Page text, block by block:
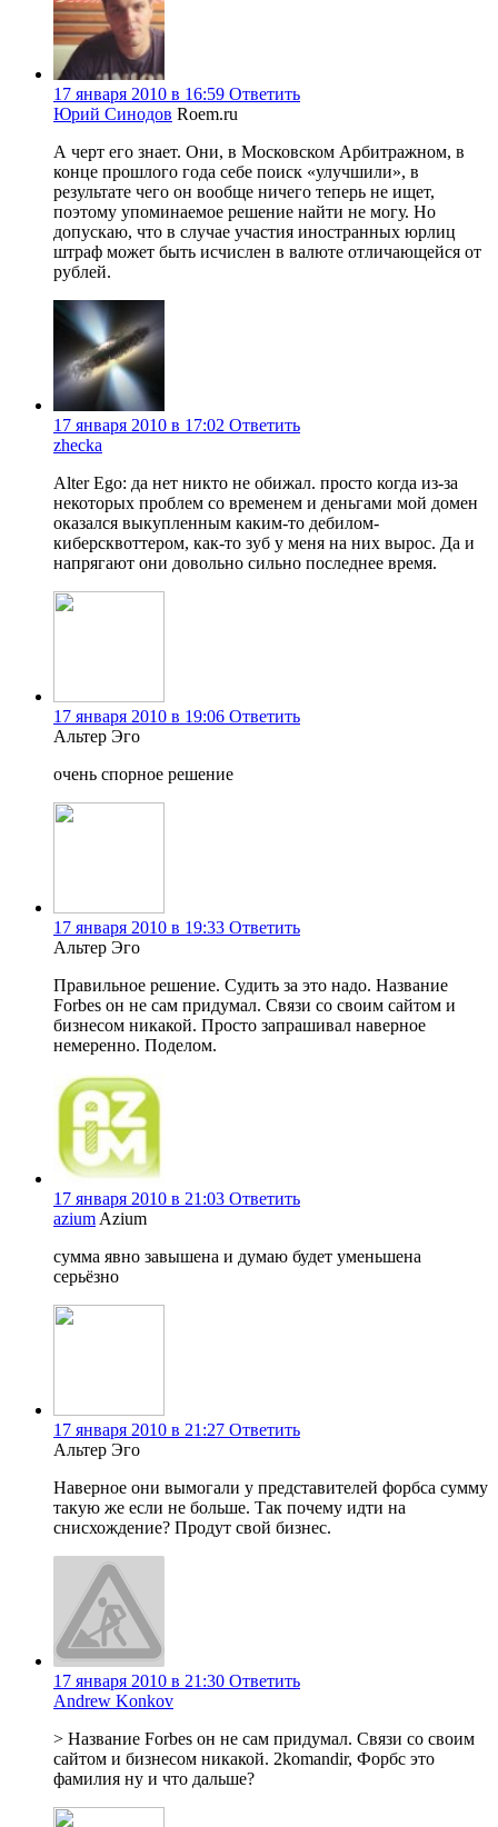
17 января 2010 в 16:59 Ответить
Юрий Синодов Roem.ru
А черт его знает. Они, в Московском Арбитражном, в
конце прошлого года себе поиск «улучшили», в
результате чего он вообще ничего теперь не ищет,
поэтому упоминаемое решение найти не могу. Но
допускаю, что в случае участия иностранных юрлиц
штраф может быть исчислен в валюте отличающейся от
рублей.
17 января 2010 в 17:02 Ответить
zhecka
Alter Ego: да нет никто не обижал. просто когда из-за
некоторых проблем со временем и деньгами мой домен
оказался выкупленным каким-то дебилом-
киберсквоттером, как-то зуб у меня на них вырос. Да и
напрягают они довольно сильно последнее время.
17 января 2010 в 19:06 Ответить
Альтер Эго
очень спорное решение
17 января 2010 в 19:33 Ответить
Альтер Эго
Правильное решение. Судить за это надо. Название
Forbes он не сам придумал. Связи со своим сайтом и
бизнесом никакой. Просто запрашивал наверное
немеренно. Поделом.
17 января 2010 в 21:03 Ответить
azium Azium
сумма явно завышена и думаю будет уменьшена
серьёзно
17 января 2010 в 21:27 Ответить
Альтер Эго
Наверное они вымогали у представителей форбса сумму
такую же если не больше. Так почему идти на
снисхождение? Продут свой бизнес.
17 января 2010 в 21:30 Ответить
Andrew Konkov
> Название Forbes он не сам придумал. Связи со своим
сайтом и бизнесом никакой. 2komandir, Форбс это
фамилия ну и что дальше?